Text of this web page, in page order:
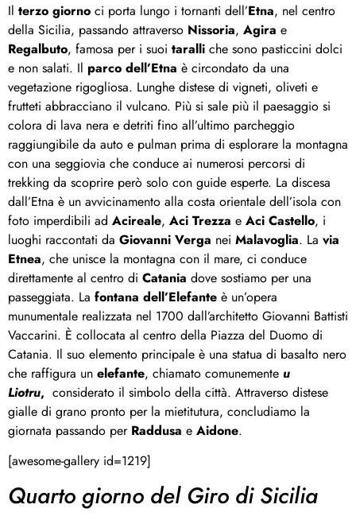
Il terzo giorno ci porta lungo i tornanti dell’Etna, nel centro
della Sicilia, passando attraverso Nissoria, Agira e
Regalbuto, famosa per i suoi taralli che sono pasticcini dolci
e non salati. Il parco dell’Etna è circondato da una
vegetazione rigogliosa. Lunghe distese di vigneti, oliveti e
frutteti abbracciano il vulcano. Più si sale più il paesaggio si
colora di lava nera e detriti fino all’ultimo parcheggio
raggiungibile da auto e pulman prima di esplorare la montagna
con una seggiovia che conduce ai numerosi percorsi di
trekking da scoprire però solo con guide esperte. La discesa
dall’Etna è un avvicinamento alla costa orientale dell’isola con
foto imperdibili ad Acireale, Aci Trezza e Aci Castello, i
luoghi raccontati da Giovanni Verga nei Malavoglia. La via
Etnea, che unisce la montagna con il mare, ci conduce
direttamente al centro di Catania dove sostiamo per una
passeggiata. La fontana dell’Elefante è un’opera
munumentale realizzata nel 1700 dall’architetto Giovanni Battisti
Vaccarini. È collocata al centro della Piazza del Duomo di
Catania. Il suo elemento principale è una statua di basalto nero
che raffigura un elefante, chiamato comunemente u
Liotru, considerato il simbolo della città. Attraverso distese
gialle di grano pronto per la mietitutura, concludiamo la
giornata passando per Raddusa e Aidone.
[awesome-gallery id=1219]
Quarto giorno del Giro di Sicilia